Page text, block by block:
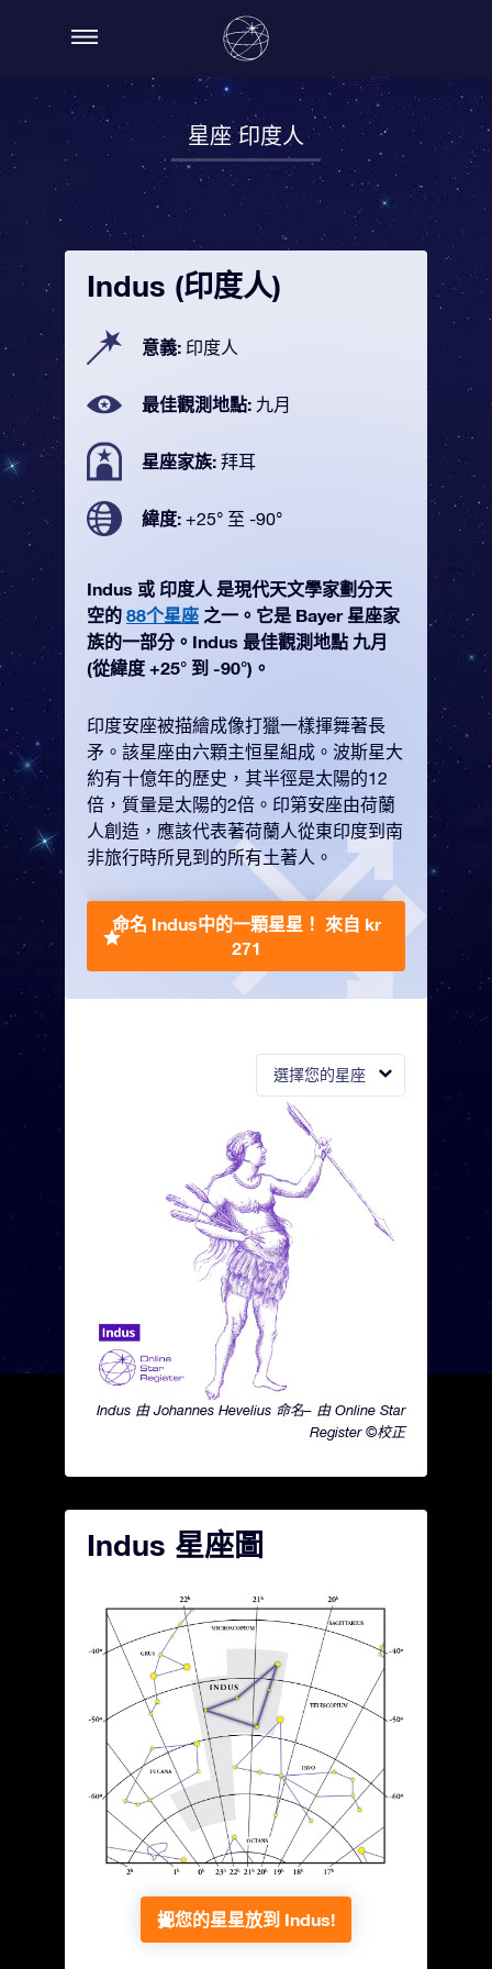
星座 印度人
選擇您的星座
Indus 由 Johannes Hevelius 命名– 由 Online Star
Register ©校正
Indus (印度人)
意義: 印度人
最佳觀測地點: 九月
星座家族: 拜耳
緯度: +25° 至 -90°
Indus 或 印度人 是現代天文學家劃分天
空的 88个星座 之一。它是 Bayer 星座家
族的一部分。Indus 最佳觀測地點 九月
(從緯度 +25° 到 -90°)。
印度安座被描繪成像打獵一樣揮舞著長
矛。該星座由六顆主恒星組成。波斯星大
約有十億年的歷史，其半徑是太陽的12
倍，質量是太陽的2倍。印第安座由荷蘭
人創造，應該代表著荷蘭人從東印度到南
非旅行時所見到的所有土著人。
命名 Indus中的一顆星星！ 來自 kr
271
Indus 星座圖
把您的星星放到 Indus!